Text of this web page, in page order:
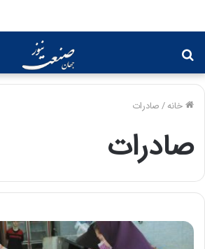
برای
خانه/صادرات
صادرات